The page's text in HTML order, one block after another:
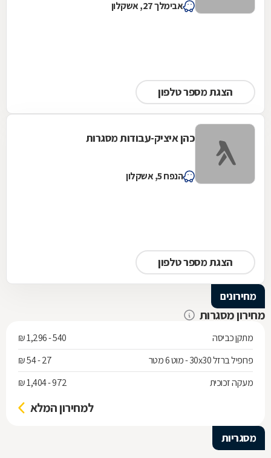
אבימלך 27, אשקלון
הצגת מספר טלפון
כהן איציק-עבודות מסגרות
הנפח 5, אשקלון
הצגת מספר טלפון
מחירונים
מחירון מסגרות
מתקן כביסה
540 - 1,296 ₪
פרופיל ברזל 30x30 - מוט 6 מטר
27 - 54 ₪
מעקה זכוכית
972 - 1,404 ₪
למחירון המלא
מסגריות